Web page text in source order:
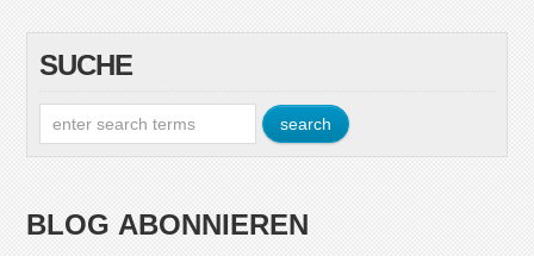
SUCHE
BLOG ABONNIEREN